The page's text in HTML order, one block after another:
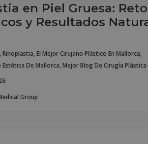
en Piel Gruesa:
y Resultados
,Rinoplastia,El Mejor Cirujano Plástico En Mallorca,
Estética De Mallorca,Mejor Blog De Cirugía Plástica
Group